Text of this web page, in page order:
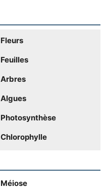
Fleurs
Feuilles
Arbres
Algues
Photosynthèse
Chlorophylle
Méiose